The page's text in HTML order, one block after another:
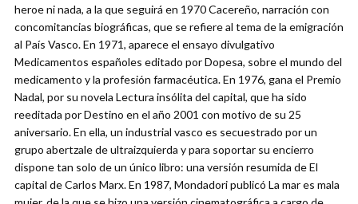
heroe ni nada, a la que seguirá en 1970 Cacereño, narración con
concomitancias biográficas, que se refiere al tema de la emigración
al País Vasco. En 1971, aparece el ensayo divulgativo
Medicamentos españoles editado por Dopesa, sobre el mundo del
medicamento y la profesión farmacéutica. En 1976, gana el Premio
Nadal, por su novela Lectura insólita del capital, que ha sido
reeditada por Destino en el año 2001 con motivo de su 25
aniversario. En ella, un industrial vasco es secuestrado por un
grupo abertzale de ultraizquierda y para soportar su encierro
dispone tan solo de un único libro: una versión resumida de El
capital de Carlos Marx. En 1987, Mondadori publicó La mar es mala